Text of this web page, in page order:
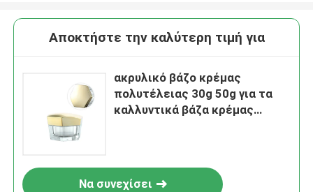
Αποκτήστε την καλύτερη τιμή για
ακρυλικό βάζο κρέμας
πολυτέλειας 30g 50g για τα
καλλυντικά βάζα κρέμας
Να συνεχίσει